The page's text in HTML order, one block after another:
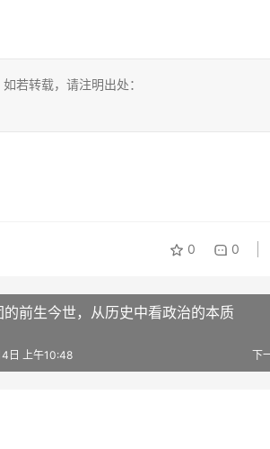
若转载，请注明出处：
0 0
的前生今世，从历史中看政治的本质
下
日 上午10:48